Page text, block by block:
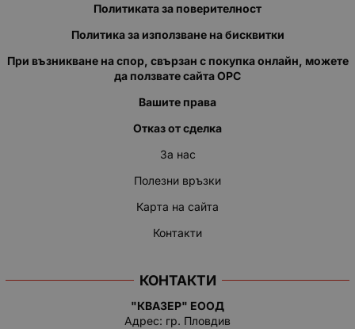
Политиката за поверителност
Политика за използване на бисквитки
При възникване на спор, свързан с покупка онлайн, можете
да ползвате сайта ОРС
Вашите права
Отказ от сделка
За нас
Полезни връзки
Карта на сайта
Контакти
КОНТАКТИ
"КВАЗЕР" ЕООД
Адрес: гр. Пловдив